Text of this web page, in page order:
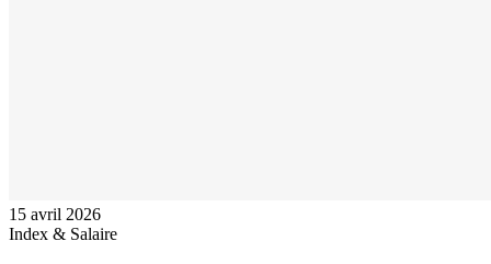
15 avril 2026
Index & Salaire